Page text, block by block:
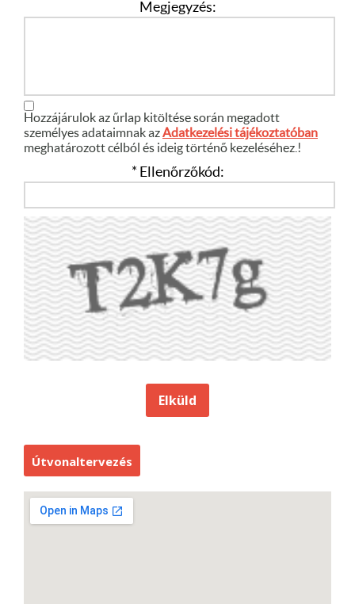
Megjegyzés:
Hozzájárulok az űrlap kitöltése során megadott
személyes adataimnak azAdatkezelési tájékoztatóban
meghatározott célból és ideig történő kezeléséhez.!
* Ellenőrzőkód:
Útvonaltervezés